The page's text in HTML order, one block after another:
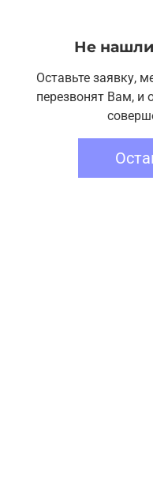
Не нашли
Оставьте заявку,
перезвонят Вам, и